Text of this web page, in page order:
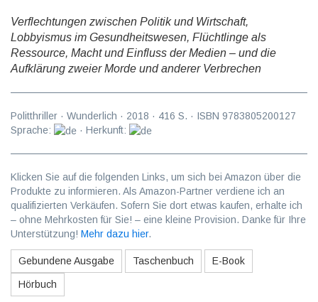
Verflechtungen zwischen Politik und Wirtschaft,
Lobbyismus im Gesundheitswesen, Flüchtlinge als
Ressource, Macht und Einfluss der Medien – und die
Aufklärung zweier Morde und anderer Verbrechen
Politthriller · Wunderlich · 2018 · 416 S. · ISBN 9783805200127
Sprache:
· Herkunft:
Klicken Sie auf die folgenden Links, um sich bei Amazon über die
Produkte zu informieren. Als Amazon-Partner verdiene ich an
qualifizierten Verkäufen. Sofern Sie dort etwas kaufen, erhalte ich
– ohne Mehrkosten für Sie! – eine kleine Provision. Danke für Ihre
Unterstützung! Mehr dazu hier.
Gebundene Ausgabe Taschenbuch E-Book
Hörbuch